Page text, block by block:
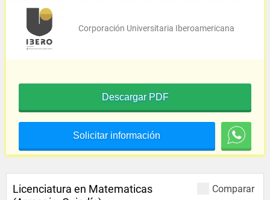
Corporación Universitaria Iberoamericana
Descargar PDF
Solicitar información
Comparar
Licenciatura en Matematicas